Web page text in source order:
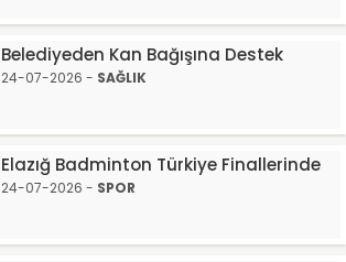
Belediyeden Kan Bağışına Destek
24-07-2026 - SAĞLIK
Elazığ Badminton Türkiye Finallerinde
24-07-2026 - SPOR